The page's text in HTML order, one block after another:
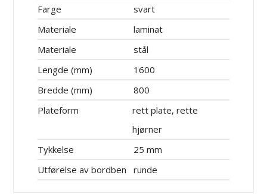
Farge
svart
Materiale
laminat
Materiale
stål
Lengde (mm)
1600
Bredde (mm)
800
Plateform
rett plate, rette
hjørner
Tykkelse
25 mm
Utførelse av bordben
runde